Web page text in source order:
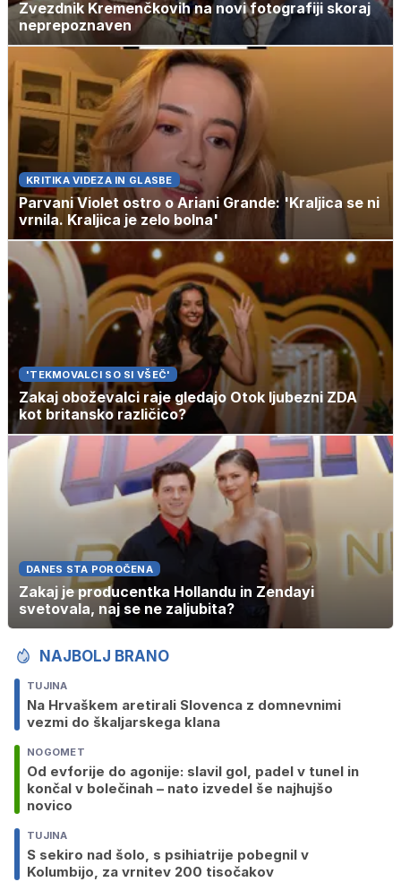
Zvezdnik Kremenčkovih na novi fotografiji skoraj
neprepoznaven
KRITIKA VIDEZA IN GLASBE
Parvani Violet ostro o Ariani Grande: 'Kraljica se ni
vrnila. Kraljica je zelo bolna'
'TEKMOVALCI SO SI VŠEČ'
Zakaj oboževalci raje gledajo Otok ljubezni ZDA
kot britansko različico?
DANES STA POROČENA
Zakaj je producentka Hollandu in Zendayi
svetovala, naj se ne zaljubita?
NAJBOLJ BRANO
TUJINA
Na Hrvaškem aretirali Slovenca z domnevnimi
vezmi do škaljarskega klana
NOGOMET
Od evforije do agonije: slavil gol, padel v tunel in
končal v bolečinah – nato izvedel še najhujšo
novico
TUJINA
S sekiro nad šolo, s psihiatrije pobegnil v
Kolumbijo, za vrnitev 200 tisočakov